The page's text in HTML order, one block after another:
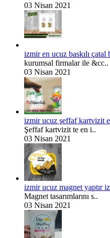
03 Nisan 2021
izmir en ucuz baskılı çatal
kurumsal firmalar ile &cc..
03 Nisan 2021
izmir ucuz şeffaf kartvizit
Şeffaf kartvizit te en i..
03 Nisan 2021
izmir ucuz magnet yaptır
Magnet tasarımlarını s..
03 Nisan 2021